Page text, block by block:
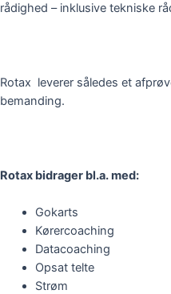
rådighed – inklusive tekniske
Rotax leverer således et
bemanding.
Rotax bidrager bl.a. med:
Gokarts
Kørercoaching
Datacoaching
Opsat telte
Strøm